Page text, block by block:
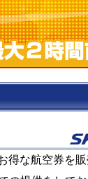
な航空券を販